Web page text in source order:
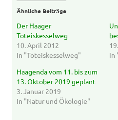
(Wird
in
Fenster
geöffnet)
(Wird
in
Ähnliche Beiträge
Der Haager
Toteiskesselweg
10. April 2012
In "Toteiskesselweg"
In
Haagenda vom 11. bis zum
13. Oktober 2019 geplant
3. Januar 2019
In "Natur und Ökologie"